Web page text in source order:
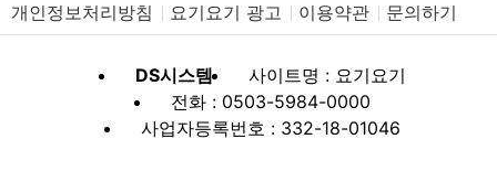
개인정보처리방침 요기요기 광고 이용약관 문의하기
DS시스템
사이트명 : 요기요기
전화 : 0503-5984-0000
사업자등록번호 : 332-18-01046